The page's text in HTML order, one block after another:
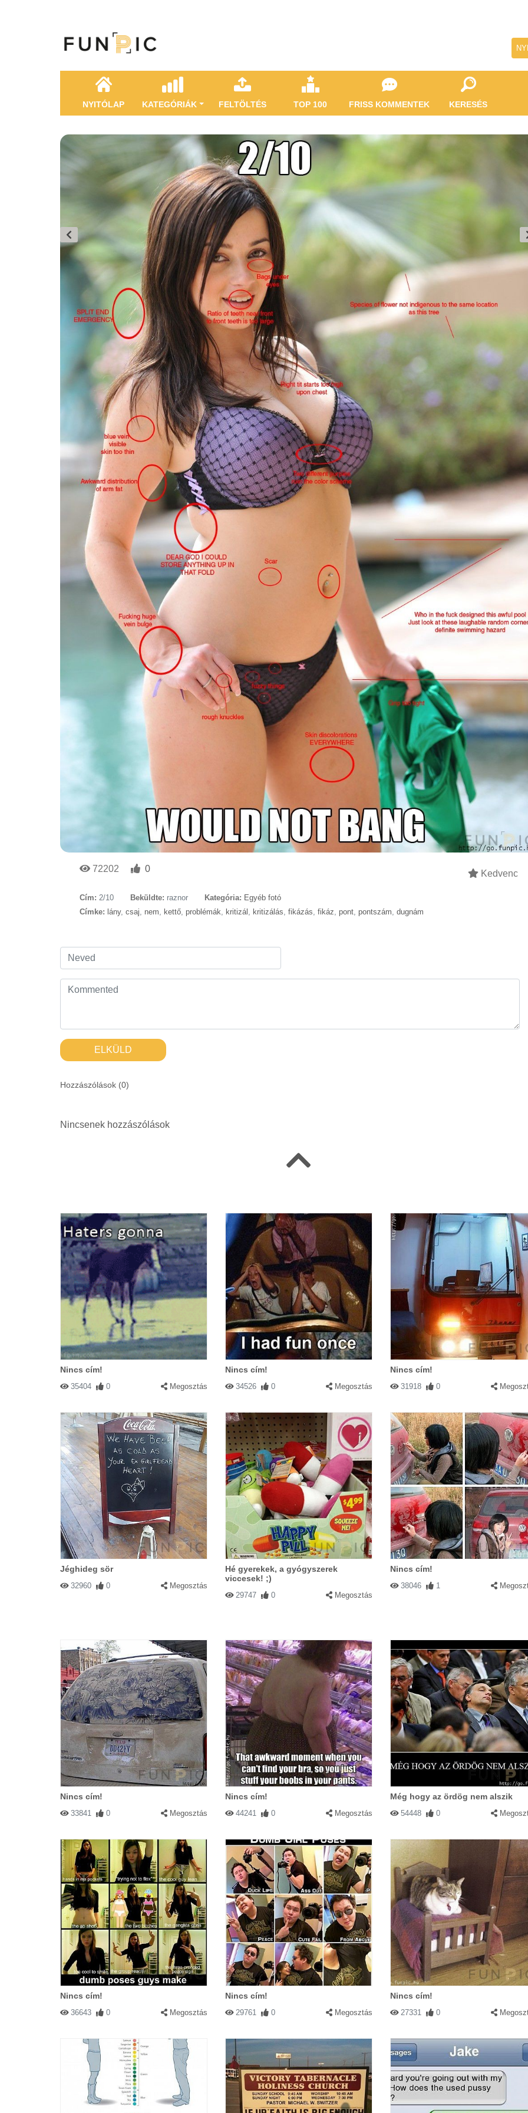
NYITÓLAP KATEGÓRIÁK FELTÖLTÉS TOP 100 FRISS KOMMENTEK KERESÉS
72202 0 Kedvenc
Cím: 2/10 Beküldte: raznor Kategória: Egyéb fotó
Címke: lány, csaj, nem, kettő, problémák, kritizál , kritizálás, fikázás, fikáz, pont, pontszám, dugnám
ELKÜLD
Hozzászólások (0)
Nincsenek hozzászólások
Nincs cím!
35404 0 Megosztás
Nincs cím!
34526 0 Megosztás
Nincs cím!
31918 0
Jéghideg sör
32960 0 Megosztás
Hé gyerekek, a gyógyszerek
viccesek! ;)
29747 0 Megosztás
Nincs cím!
38046 1
Nincs cím!
33841 0 Megosztás
Nincs cím!
44241 0 Megosztás
Még hogy az ördög nem alszik
54448 0
Nincs cím!
36643 0 Megosztás
Nincs cím!
29761 0 Megosztás
Nincs cím!
27331 0